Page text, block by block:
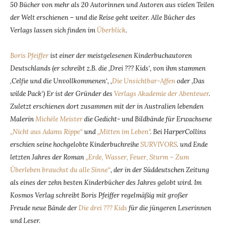
50 Bücher von mehr als 20 Autorinnen und Autoren aus vielen Teilen
der Welt erschienen – und die Reise geht weiter. Alle Bücher des
Verlags lassen sich finden imÜberblick.
Boris Pfeifferist einer der meistgelesenen Kinderbuchautoren
Deutschlands (er schreibt z.B. die ‚Drei ??? Kids‘, von ihm stammen
‚Celfie und die Unvollkommenen‘, ‚Die Unsichtbar-Affenoder ‚Das
wilde Pack‘) Er ist der Gründer des Verlags Akademie der Abenteuer.
Zuletzt erschienen dort zusammen mit der in Australien lebenden
MalerinMichèle Meisterdie Gedicht- und Bildbände für Erwachsene
„Nicht aus Adams Rippe“und„Mitten im Leben“. Bei HarperCollins
erschien seine hochgelobte KinderbuchreiheSURVIVORS. und Ende
letzten Jahres der Roman„Erde, Wasser, Feuer, Sturm – Zum
Überleben brauchst du alle Sinne“, der in der Süddeutschen Zeitung
als eines der zehn besten Kinderbücher des Jahres gelobt wird. Im
Kosmos Verlag schreibt Boris Pfeiffer regelmäßig mit großer
Freude neue Bände derDie drei ??? Kids für die jüngeren Leserinnen
und Leser.